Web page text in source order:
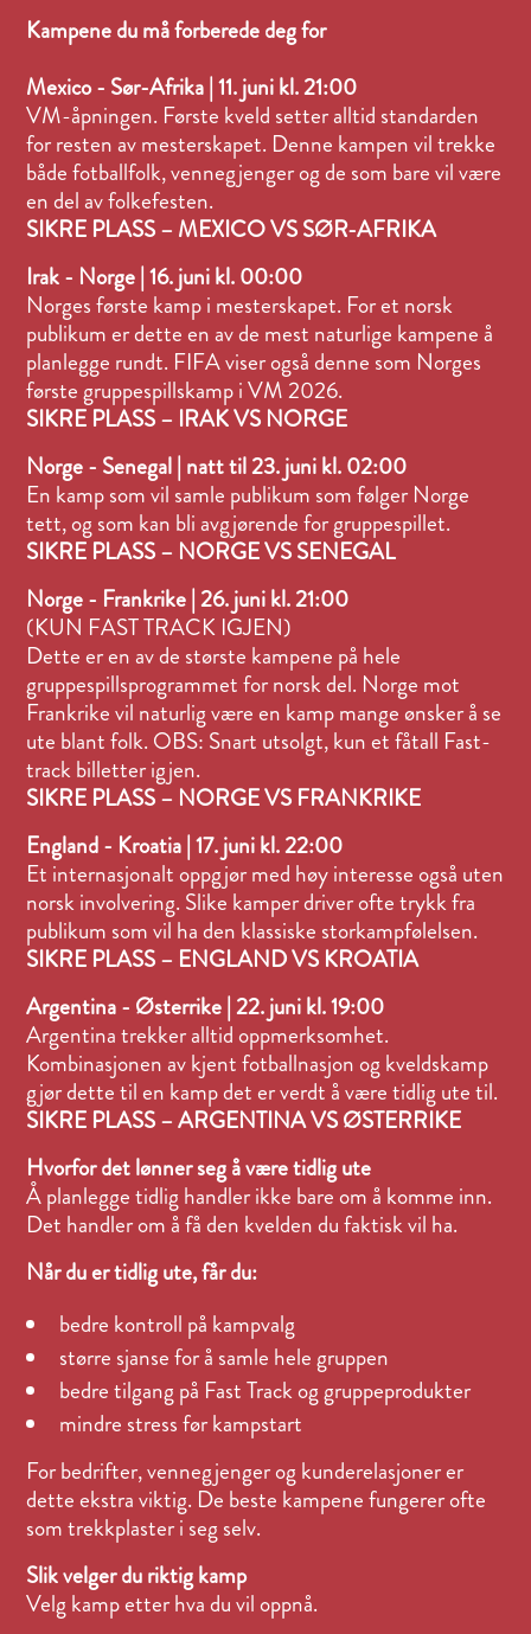
Kampene du må forberede deg for
Mexico - Sør-Afrika | 11. juni kl. 21:00
VM-åpningen. Første kveld setter alltid standarden
for resten av mesterskapet. Denne kampen vil trekke
både fotballfolk, vennegjenger og de som bare vil være
en del av folkefesten.
SIKRE PLASS – MEXICO VS SØR-AFRIKA
Irak - Norge | 16. juni kl. 00:00
Norges første kamp i mesterskapet. For et norsk
publikum er dette en av de mest naturlige kampene å
planlegge rundt. FIFA viser også denne som Norges
første gruppespillskamp i VM 2026.
SIKRE PLASS – IRAK VS NORGE
Norge - Senegal | natt til 23. juni kl. 02:00
En kamp som vil samle publikum som følger Norge
tett, og som kan bli avgjørende for gruppespillet.
SIKRE PLASS – NORGE VS SENEGAL
Norge - Frankrike | 26. juni kl. 21:00
(KUN FAST TRACK IGJEN)
Dette er en av de største kampene på hele
gruppespillsprogrammet for norsk del. Norge mot
Frankrike vil naturlig være en kamp mange ønsker å se
ute blant folk. OBS: Snart utsolgt, kun et fåtall Fast-
track billetter igjen.
SIKRE PLASS – NORGE VS FRANKRIKE
England - Kroatia | 17. juni kl. 22:00
Et internasjonalt oppgjør med høy interesse også uten
norsk involvering. Slike kamper driver ofte trykk fra
publikum som vil ha den klassiske storkampfølelsen.
SIKRE PLASS – ENGLAND VS KROATIA
Argentina - Østerrike | 22. juni kl. 19:00
Argentina trekker alltid oppmerksomhet.
Kombinasjonen av kjent fotballnasjon og kveldskamp
gjør dette til en kamp det er verdt å være tidlig ute til.
SIKRE PLASS – ARGENTINA VS ØSTERRIKE
Hvorfor det lønner seg å være tidlig ute
Å planlegge tidlig handler ikke bare om å komme inn.
Det handler om å få den kvelden du faktisk vil ha.
Når du er tidlig ute, får du:
bedre kontroll på kampvalg
større sjanse for å samle hele gruppen
bedre tilgang på Fast Track og gruppeprodukter
mindre stress før kampstart
For bedrifter, vennegjenger og kunderelasjoner er
dette ekstra viktig. De beste kampene fungerer ofte
som trekkplaster i seg selv.
Slik velger du riktig kamp
Velg kamp etter hva du vil oppnå.